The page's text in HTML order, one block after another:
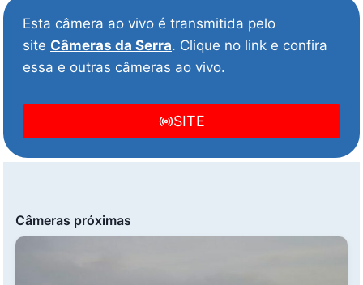
Esta câmera ao vivo é transmitida pelo
site Câmeras da Serra. Clique no link e confira
essa e outras câmeras ao vivo.
SITE
Câmeras próximas